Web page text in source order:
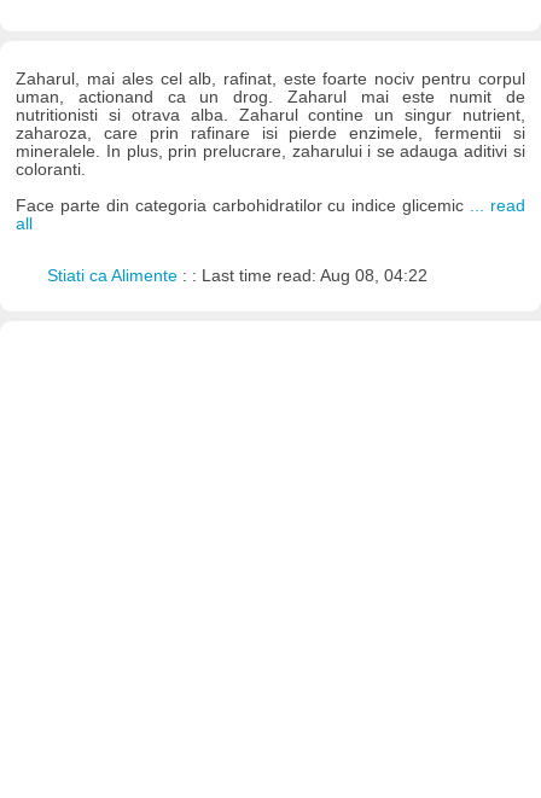
Zaharul, mai ales cel alb, rafinat, este foarte nociv pentru corpul
uman, actionand ca un drog. Zaharul mai este numit de
nutritionisti si otrava alba. Zaharul contine un singur nutrient,
zaharoza, care prin rafinare isi pierde enzimele, fermentii si
mineralele. In plus, prin prelucrare, zaharului i se adauga aditivi si
coloranti.
Face parte din categoria carbohidratilor cu indice glicemic ... read
all
Stiati ca Alimente : : Last time read: Aug 08, 04:22